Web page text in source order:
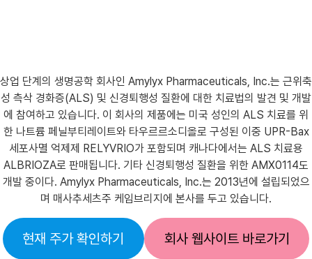
상업 단계의 생명공학 회사인 Amylyx Pharmaceuticals, Inc.는 근위축
성 측삭 경화증(ALS) 및 신경퇴행성 질환에 대한 치료법의 발견 및 개발
에 참여하고 있습니다. 이 회사의 제품에는 미국 성인의 ALS 치료를 위
한 나트륨 페닐부티레이트와 타우르르소디올로 구성된 이중 UPR-Bax
세포사멸 억제제 RELYVRIO가 포함되며 캐나다에서는 ALS 치료용
ALBRIOZA로 판매됩니다. 기타 신경퇴행성 질환을 위한 AMX0114도
개발 중이다. Amylyx Pharmaceuticals, Inc.는 2013년에 설립되었으
며 매사추세츠주 케임브리지에 본사를 두고 있습니다.
현재 주가 확인하기 회사 웹사이트 바로가기